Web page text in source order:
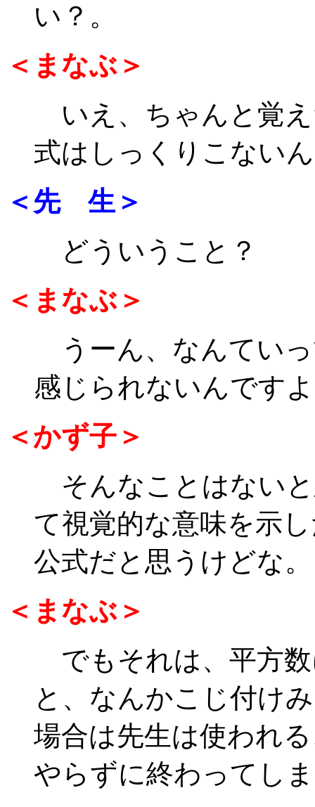
い？。
＜まなぶ＞
いえ、ちゃんと覚
式はしっくりこない
＜先 生＞
どういうこと？
＜まなぶ＞
うーん、なんてい
感じられないんです
＜かず子＞
そんなことはない
て視覚的な意味を示
公式だと思うけどな。
＜まなぶ＞
でもそれは、平方
と、なんかこじ付け
場合は先生は使われ
やらずに終わってし